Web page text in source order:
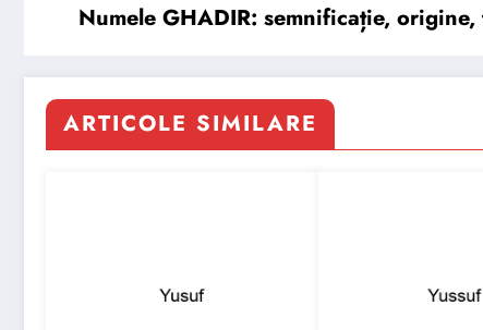
Numele GHADIR: semnificație,
ARTICOLE SIMILARE